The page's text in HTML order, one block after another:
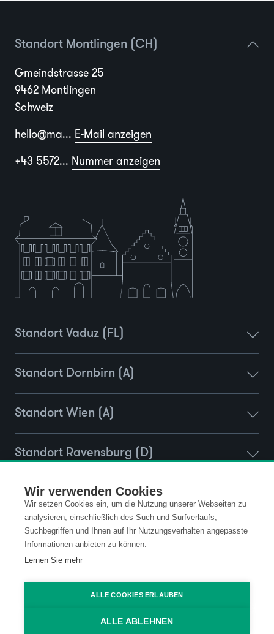
Wir verwenden Cookies
Wir setzen Cookies ein, um die Nutzung unserer Webseiten zu
analysieren, einschließlich des Such und Surfverlaufs,
Suchbegriffen und Ihnen auf Ihr Nutzungsverhalten angepasste
Informationen anbieten zu können.
Lernen Sie mehr
ALLE COOKIES ERLAUBEN
ALLE ABLEHNEN
Standort Montlingen (CH)
Gmeindstrasse 25
9462 Montlingen
Schweiz
hello@ma... E-Mail anzeigen
+43 5572... Nummer anzeigen
Standort Vaduz (FL)
Standort Dornbirn (A)
Standort Wien (A)
Standort Ravensburg (D)
Kontakt
Impressum
AGB
Datenschutz
Code of Conduct